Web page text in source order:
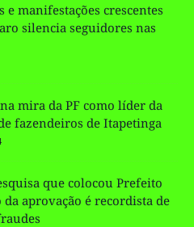
e manifestações crescentes
silencia seguidores nas
mira da PF como líder da
fazendeiros de Itapetinga
que colocou Prefeito
da aprovação é recordista de